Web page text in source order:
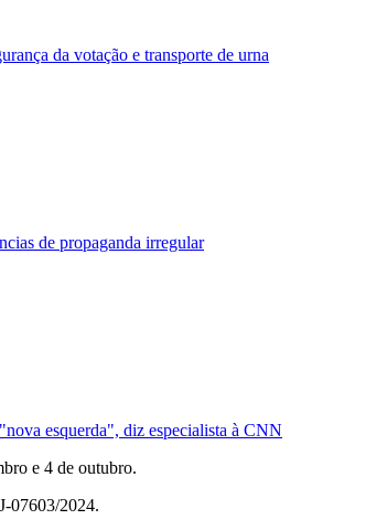
da votação e transporte de urna
de propaganda irregular
esquerda", diz especialista à CNN
e 4 de outubro.
07603/2024.